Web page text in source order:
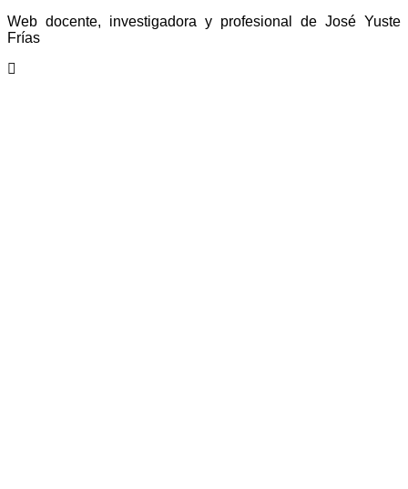
Web docente, investigadora y profesional de José Yuste
Frías